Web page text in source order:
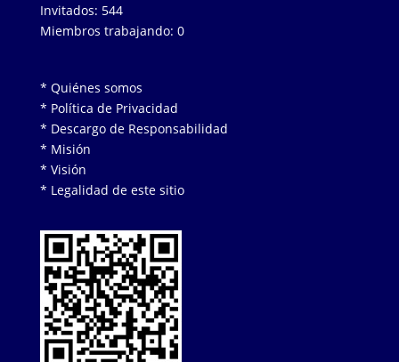
Invitados: 544
Miembros trabajando: 0
* Quiénes somos
* Política de Privacidad
* Descargo de Responsabilidad
* Misión
* Visión
* Legalidad de este sitio